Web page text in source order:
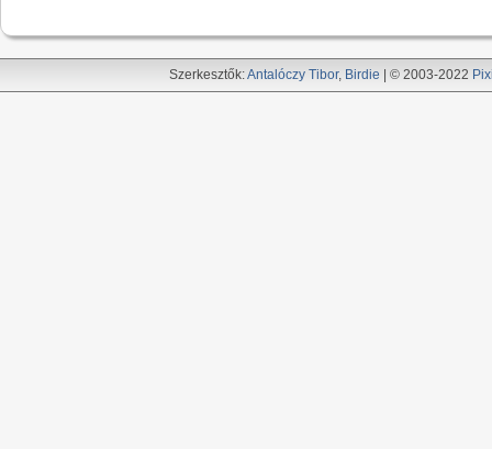
Szerkesztők:Antalóczy Tibor, Birdie | © 2003-2022